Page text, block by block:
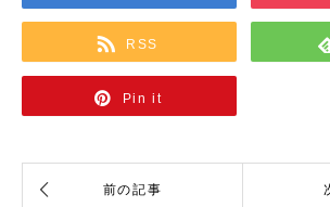
RSS
Pin it